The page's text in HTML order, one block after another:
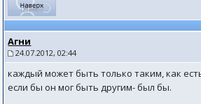
Агни
24.07.2012, 02:44
каждый может быть только таким, как
если бы он мог быть другим- был бы.